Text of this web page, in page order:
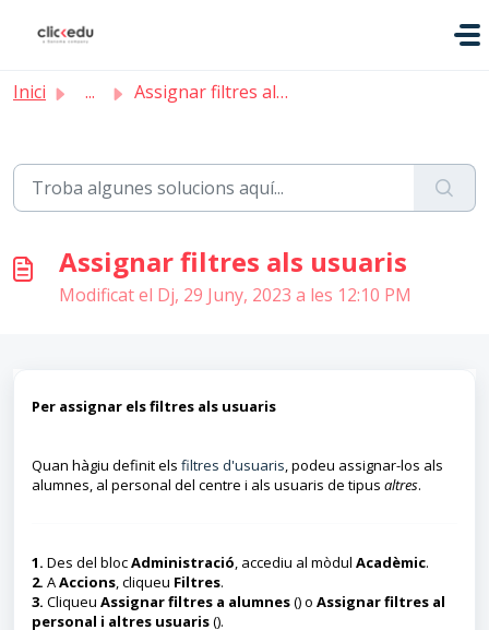
Inici ... Assignar filtres als usuaris
Assignar filtres als usuaris
Modificat el Dj, 29 Juny, 2023 a les 12:10 PM
Per assignar els filtres als usuaris
Quan hàgiu definit els filtres d'usuaris, podeu assignar-los als
alumnes, al personal del centre i als usuaris de tipus altres.
1. Des del blocAdministració, accediu al mòdul Acadèmic.
2. AAccions, cliqueu Filtres.
3. Cliqueu Assignar filtres a alumnes() o Assignar filtres al
personal i altres usuaris().